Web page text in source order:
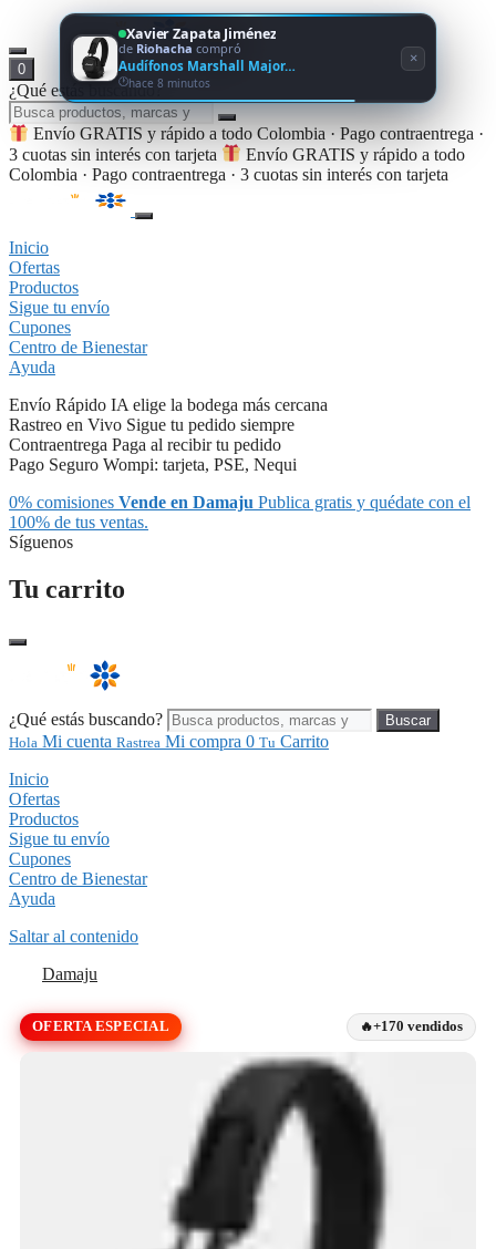
0
¿Qué estás buscando?
Envío GRATIS y rápido a todo Colombia · Pago contraentrega ·
3 cuotas sin interés con tarjeta
Envío GRATIS y rápido a todo
Colombia · Pago contraentrega · 3 cuotas sin interés con tarjeta
Inicio
Ofertas
Productos
Sigue tu envío
Cupones
Centro de Bienestar
Ayuda
Envío Rápido IA elige la bodega más cercana
Rastreo en Vivo Sigue tu pedido siempre
Contraentrega Paga al recibir tu pedido
Pago Seguro Wompi: tarjeta, PSE, Nequi
0% comisiones Vende en Damaju Publica gratis y quédate con el
100% de tus ventas.
Síguenos
Tu carrito
¿Qué estás buscando?
Buscar
Hola Mi cuenta Rastrea Mi compra 0 Tu Carrito
Inicio
Ofertas
Productos
Sigue tu envío
Cupones
Centro de Bienestar
Ayuda
Saltar al contenido
Damaju
OFERTA ESPECIAL +170 vendidos
Xavier Zapata Jiménez
de Riohacha compró
Audífonos Marshall Major…
hace 8 minutos
×